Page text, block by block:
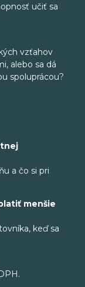
učiť sa
vzťahov
alebo sa dá
spoluprácou?
a čo si pri
menšie
keď sa